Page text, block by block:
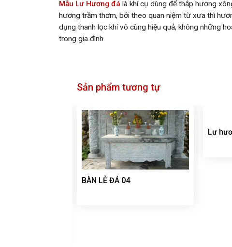
Mẫu Lư Hương đá là khí cụ dùng để thắp hương
hương trầm thơm, bởi theo quan niệm từ xưa thì
dụng thanh lọc khí vô cùng hiệu quả, không những
trong gia đình.
Sản phẩm tương tự
BÀN LỄ ĐÁ 04
Lư